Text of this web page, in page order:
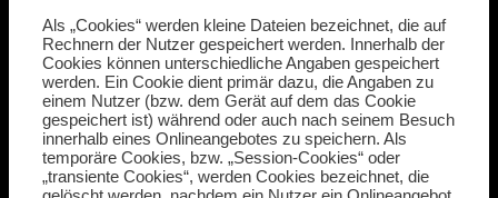
Als „Cookies“ werden kleine Dateien bezeichnet, die auf
Rechnern der Nutzer gespeichert werden. Innerhalb der
Cookies können unterschiedliche Angaben gespeichert
werden. Ein Cookie dient primär dazu, die Angaben zu
einem Nutzer (bzw. dem Gerät auf dem das Cookie
gespeichert ist) während oder auch nach seinem Besuch
innerhalb eines Onlineangebotes zu speichern. Als
temporäre Cookies, bzw. „Session-Cookies“ oder
„transiente Cookies“, werden Cookies bezeichnet, die